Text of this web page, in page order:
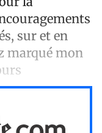
sur et en
marqué mon